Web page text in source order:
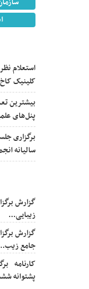
استعلام
کلینیک
بیشترین
پنل‌های
برگزاری
سالیانه
گزارش
زیبایی...
گزارش
جامع
کارنامه
پشتوانه